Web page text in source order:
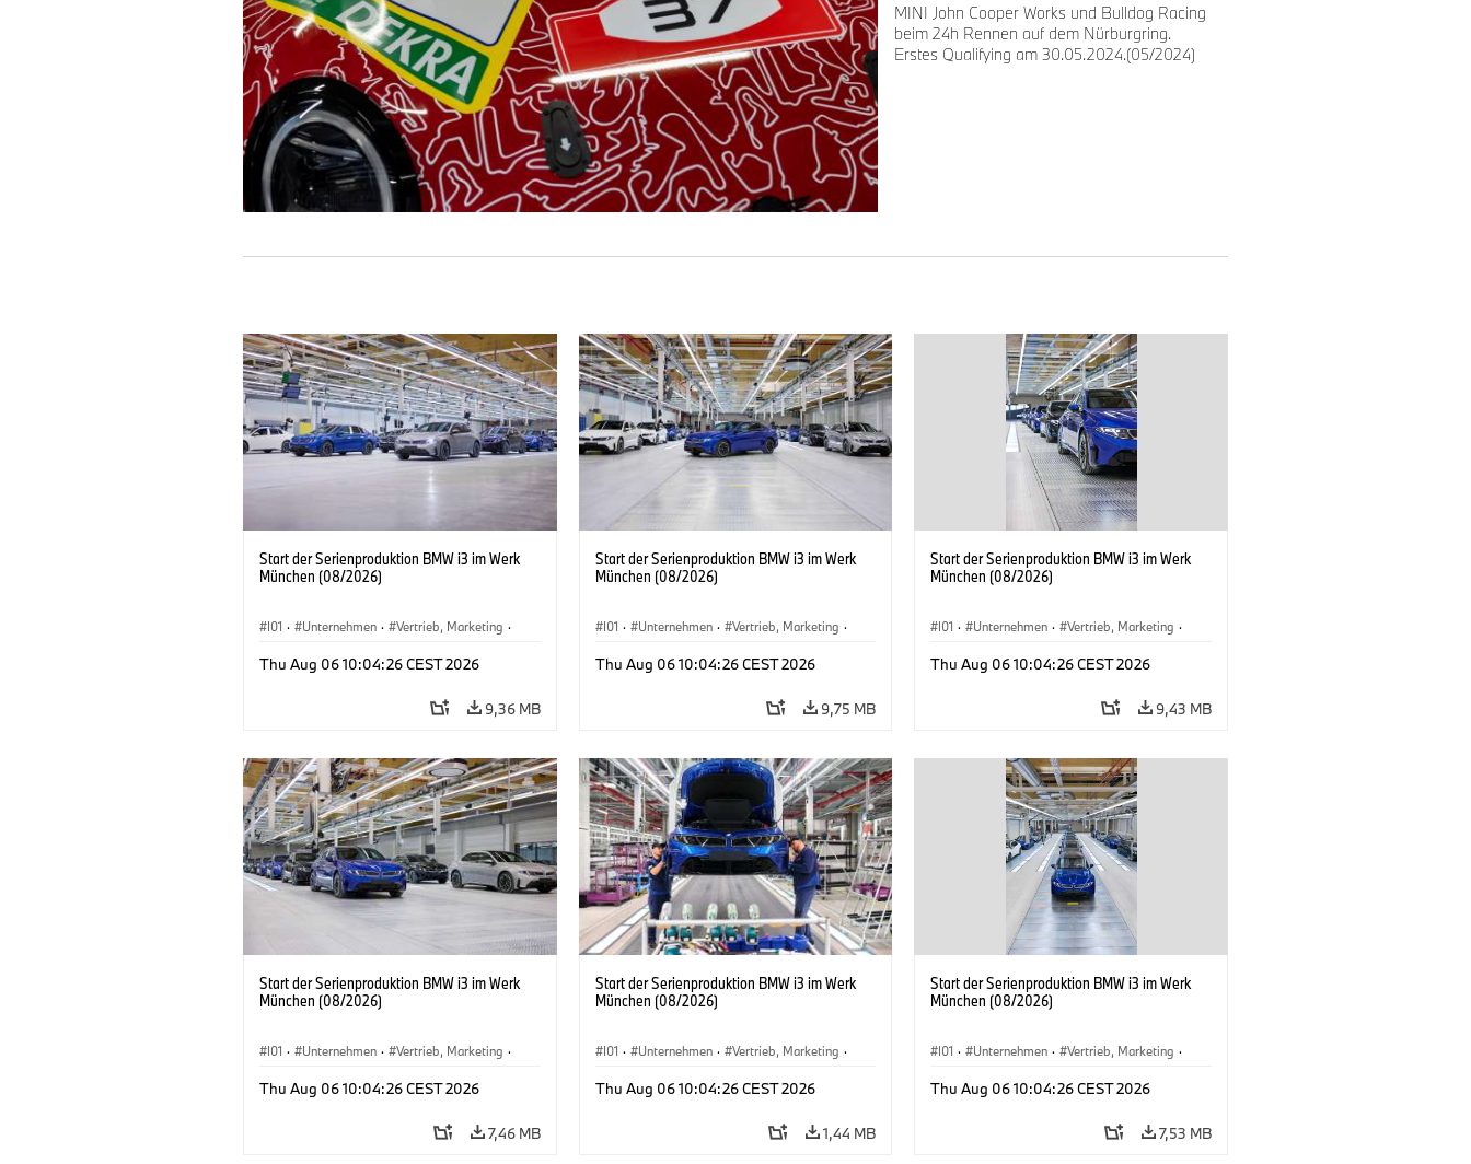
MINI John Cooper Works und Bulldog Racing
beim 24h Rennen auf dem Nürburgring.
Erstes Qualifying am 30.05.2024.(05/2024)
Start der Serienproduktion BMW i3 im Werk
München (08/2026)
I01 · Unternehmen · Vertrieb, Marketing ·
Thu Aug 06 10:04:26 CEST 2026
9,36 MB
Start der Serienproduktion BMW i3 im Werk
München (08/2026)
I01 · Unternehmen · Vertrieb, Marketing ·
Thu Aug 06 10:04:26 CEST 2026
9,75 MB
Start der Serienproduktion BMW i3 im Werk
München (08/2026)
I01 · Unternehmen · Vertrieb, Marketing ·
Thu Aug 06 10:04:26 CEST 2026
9,43 MB
Start der Serienproduktion BMW i3 im Werk
München (08/2026)
I01 · Unternehmen · Vertrieb, Marketing ·
Thu Aug 06 10:04:26 CEST 2026
7,46 MB
Start der Serienproduktion BMW i3 im Werk
München (08/2026)
I01 · Unternehmen · Vertrieb, Marketing ·
Thu Aug 06 10:04:26 CEST 2026
1,44 MB
Start der Serienproduktion BMW i3 im Werk
München (08/2026)
I01 · Unternehmen · Vertrieb, Marketing ·
Thu Aug 06 10:04:26 CEST 2026
7,53 MB